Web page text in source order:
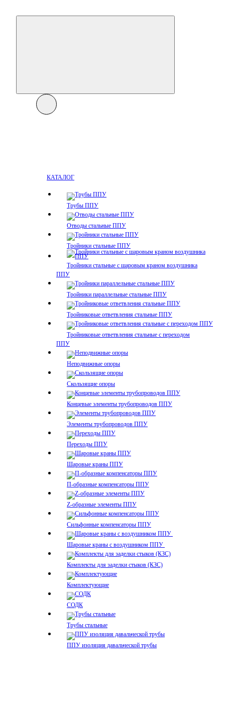
КАТАЛОГ
Трубы ППУ
Отводы стальные ППУ
Тройники стальные ППУ
Тройники стальные с шаровым краном воздушника
ППУ
Тройники параллельные стальные ППУ
Тройниковые ответвления стальные ППУ
Тройниковые ответвления стальные с переходом
ППУ
Неподвижные опоры
Скользящие опоры
Концевые элементы трубопроводов ППУ
Элементы трубопроводов ППУ
Переходы ППУ
Шаровые краны ППУ
П-образные компенсаторы ППУ
Z-образные элементы ППУ
Сильфонные компенсаторы ППУ
Шаровые краны с воздушником ППУ
Комплекты для заделки стыков (КЗС)
Комплектующие
СОДК
Трубы стальные
ППУ изоляция давальческой трубы